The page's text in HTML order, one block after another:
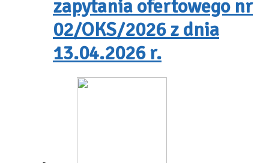
zapytania ofertowego nr
02/OKS/2026 z dnia
13.04.2026 r.